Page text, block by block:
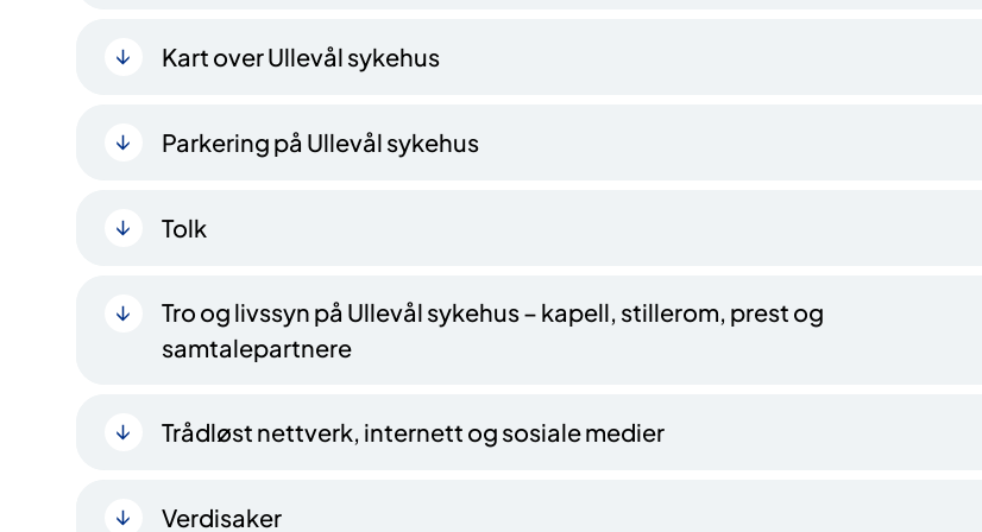
Kart over Ullevål sykehus
Parkering på Ullevål sykehus
Tolk
Tro og livssyn på Ullevål sykehus – kapell, stillerom, prest og
samtalepartnere
Trådløst nettverk, internett og sosiale medier
Verdisaker